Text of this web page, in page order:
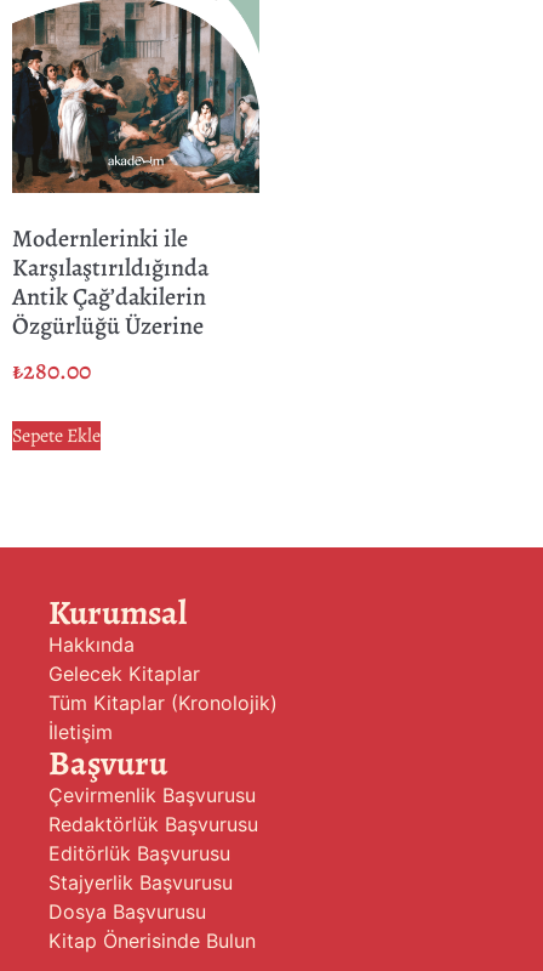
Modernlerinki ile
Karşılaştırıldığında
Antik Çağ’dakilerin
Özgürlüğü Üzerine
₺280.00
Sepete Ekle
Kurumsal
Hakkında
Gelecek Kitaplar
Tüm Kitaplar (Kronolojik)
İletişim
Başvuru
Çevirmenlik Başvurusu
Redaktörlük Başvurusu
Editörlük Başvurusu
Stajyerlik Başvurusu
Dosya Başvurusu
Kitap Önerisinde Bulun